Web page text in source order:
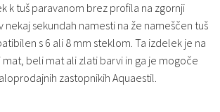
k tuš paravanom brez profila na zgornji
nekaj sekundah namesti na že nameščen tuš
s 6 ali 8 mm steklom. Ta izdelek je na
beli mat ali zlati barvi in ​​ga je mogoče
zastopnikih Aquaestil.